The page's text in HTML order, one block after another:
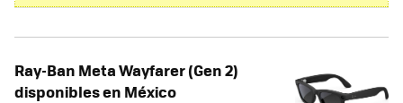
Ray-Ban Meta Wayfarer (Gen 2)
disponibles en México